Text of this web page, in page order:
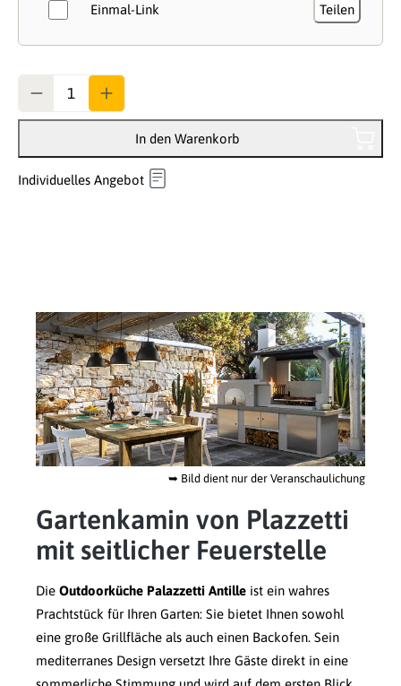
Einmal-Link Teilen
In den Warenkorb
Individuelles Angebot
➥ Bild dient nur der Veranschaulichung
Gartenkamin von Plazzetti
mit seitlicher Feuerstelle
Die Outdoorküche Palazzetti Antille ist ein wahres
Prachtstück für Ihren Garten: Sie bietet Ihnen sowohl
eine große Grillfläche als auch einen Backofen. Sein
mediterranes Design versetzt Ihre Gäste direkt in eine